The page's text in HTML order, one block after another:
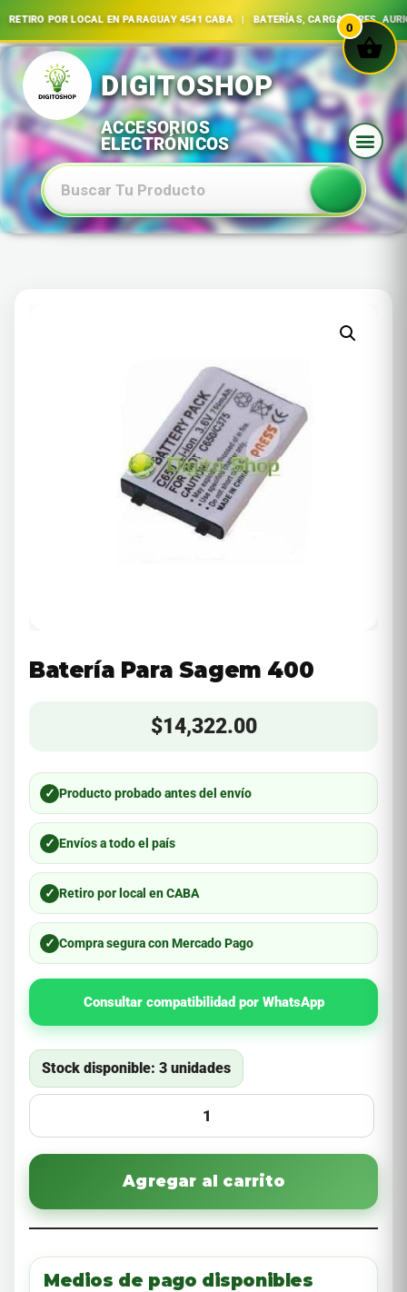
POR LOCAL EN PARAGUAY 4541 CABA | BATERÍAS, CARGADORES,
Ir
al
contenido
Batería Para Sagem 400
$14,322.00
✓ Producto probado antes del envío
✓ Envíos a todo el país
✓ Retiro por local en CABA
✓ Compra segura con Mercado Pago
Consultar compatibilidad por WhatsApp
Stock disponible: 3 unidades
Agregar al carrito
Medios de pago disponibles
0